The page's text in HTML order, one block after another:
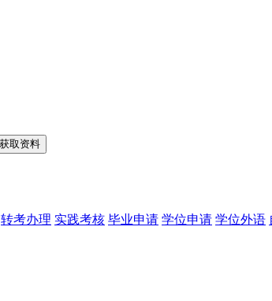
转考办理 实践考核 毕业申请 学位申请 学位外语